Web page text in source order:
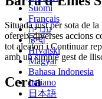
Suomi
Français
עברית
हिन्दी
Hrvatski
Magyar
Bahasa Indonesia
Italiano
日本語
Situada just per sota de
ofereix diverses accions
tot aleatori i Continuar
amb un simple gest de
Cerca